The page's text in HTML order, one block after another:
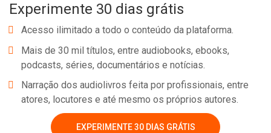
Experimente 30 dias grátis
Acesso ilimitado a todo o conteúdo da plataforma.
Mais de 30 mil títulos, entre audiobooks, ebooks,
podcasts, séries, documentários e notícias.
Narração dos audiolivros feita por profissionais, entre
atores, locutores e até mesmo os próprios autores.
EXPERIMENTE 30 DIAS GRÁTIS